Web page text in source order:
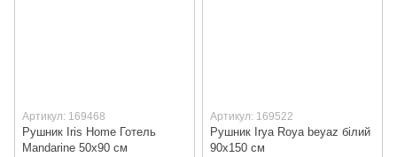
Артикул: 169468
Рушник Iris Home Готель
Mandarine 50x90 см
Артикул: 169522
Рушник Irya Roya beyaz білий
90x150 см